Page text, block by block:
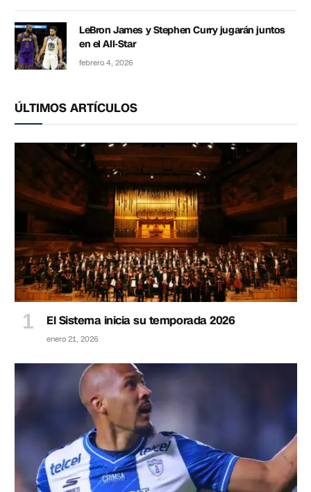
LeBron James y Stephen Curry jugarán juntos
en el All-Star
febrero 4, 2026
ÚLTIMOS ARTÍCULOS
El Sistema inicia su temporada 2026
enero 21, 2026